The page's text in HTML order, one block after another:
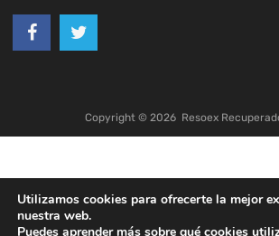
Copyright © 2026 Resoex
Utilizamos cookies para ofrecerte la mejor
nuestra web.
Puedes aprender más sobre qué cookies